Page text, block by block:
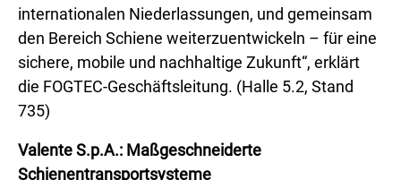
internationalen Niederlassungen, und gemeinsam
den Bereich Schiene weiterzuentwickeln – für eine
sichere, mobile und nachhaltige Zukunft“, erklärt
die FOGTEC-Geschäftsleitung. (Halle 5.2, Stand
735)
Valente S.p.A.: Maßgeschneiderte
Schienentransportsysteme